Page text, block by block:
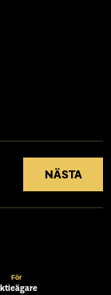
NÄSTA
För